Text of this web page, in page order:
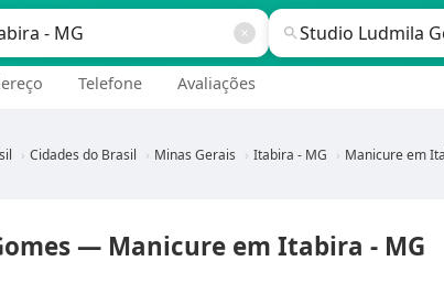
Telefone Avaliações
Cidades do Brasil Minas Gerais Itabira - MG Manicure em
— Manicure em Itabira - MG